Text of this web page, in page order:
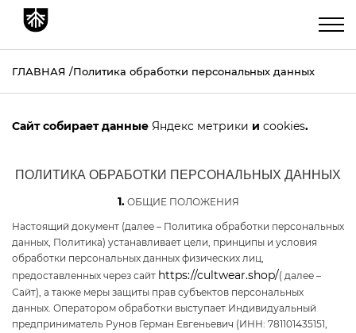
ГЛАВНАЯ Политика обработки персональных данных
Сайт собирает данные Яндекс метрики и cookies.
ПОЛИТИКА ОБРАБОТКИ ПЕРСОНАЛЬНЫХ ДАННЫХ
1.ОБЩИЕ ПОЛОЖЕНИЯ
Настоящий документ (далее – Политика обработки персональных
данных, Политика) устанавливает цели, принципы и условия
обработки персональных данных физических лиц,
предоставленных через сайт https://cultwear.shop/( далее –
Сайт), а также меры защиты прав субъектов персональных
данных. Оператором обработки выступает Индивидуальный
предприниматель Рунов Герман Евгеньевич (ИНН: 781101435151,